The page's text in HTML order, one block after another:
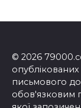
© 2026
опублікованих
письмового
обов'язковим